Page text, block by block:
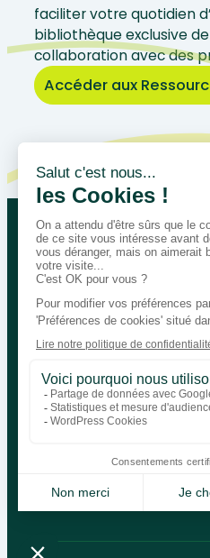
faciliter votre quotidien
bibliothèque exclusive
collaboration avec des
Accéder aux
Let’s talk
Bégénat
Level of education
Return policy